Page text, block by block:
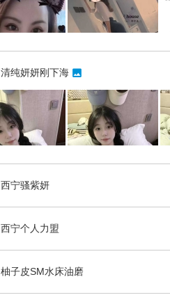
清纯妍妍刚下海
西宁骚紫妍
西宁个人力盟
柚子皮SM水床油磨